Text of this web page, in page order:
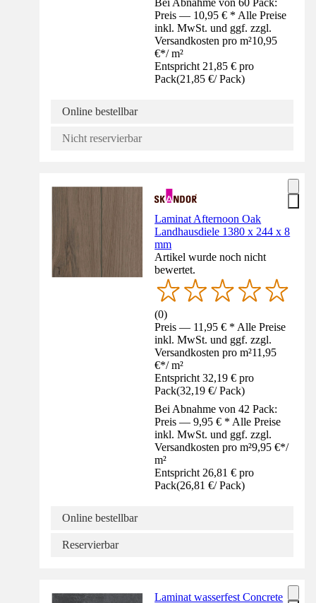
Preis — 10,95 € * Alle Preise
inkl. MwSt. und ggf. zzgl.
Versandkosten pro m²10,95
€*/ m²
Entspricht 21,85 € pro
Pack(21,85 €/ Pack)
Online bestellbar
Nicht reservierbar
Laminat Afternoon Oak
Landhausdiele 1380 x 244 x 8
mm
Artikel wurde noch nicht
bewertet.
(0)
Preis — 11,95 € * Alle Preise
inkl. MwSt. und ggf. zzgl.
Versandkosten pro m²11,95
€*/ m²
Entspricht 32,19 € pro
Pack(32,19 €/ Pack)
Bei Abnahme von 42 Pack:
Preis — 9,95 € * Alle Preise
inkl. MwSt. und ggf. zzgl.
Versandkosten pro m²9,95 €*/
m²
Entspricht 26,81 € pro
Pack(26,81 €/ Pack)
Online bestellbar
Reservierbar
Laminat wasserfest Concrete